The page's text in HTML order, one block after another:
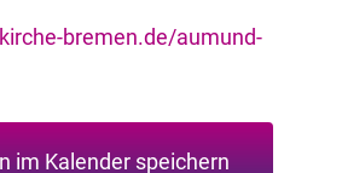
bremen.de/aumund-
im Kalender speichern